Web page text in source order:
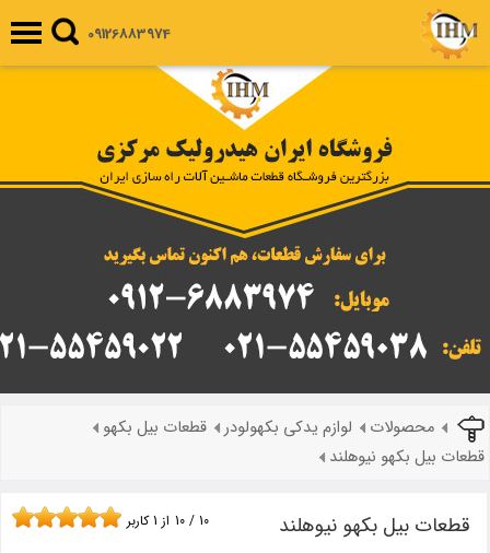
09126883974
محصولات لوازم یدکی بکهولودر
قطعات بیل بکهو
قطعات بیل بکهو نیوهلند
قطعات بیل بکهو نیوهلند 10 / 10 از 1کاربر